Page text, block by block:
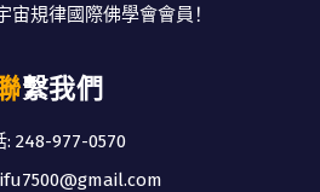
宙規律國際佛學會會員！
聯繫我們
: 248-977-0570